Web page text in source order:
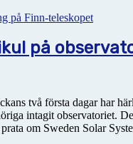
på Finn-teleskopet
på
två första dagar har
intagit obser­vatoriet.
om Sweden Solar